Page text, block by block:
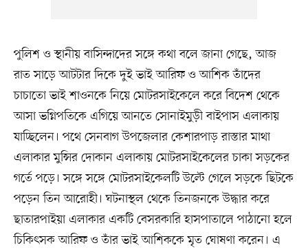
পুলিশ ও স্থানীয় বাসিন্দাদের সঙ্গে কথা বলে জানা গেছে, আজ
রাত সাড়ে আটটার দিকে দুই ভাই আরিফ ও আশিক তাঁদের
চাচাতো ভাই শাওনকে নিয়ে মোটরসাইকেলে করে বিদেশ থেকে
আসা ভগ্নিপতিকে এগিয়ে আনতে সোনাইমুড়ী বাইপাস এলাকায়
যাচ্ছিলেন। পথে সেনবাগ উপজেলার কেশারপাড় রাস্তার মাথা
এলাকার মুন্সির দোকান এলাকায় মোটরসাইকেলের চাকা সড়কের
গর্তে পড়ে। সঙ্গে সঙ্গে মোটরসাইকেলটি উল্টে গেলে সড়কে ছিটকে
পড়েন তিন আরোহী। ঘটনাস্থল থেকে তিনজনকে উদ্ধার করে
ছাতারপাইয়া এলাকার একটি বেসরকারি হাসপাতালে পাঠানো হলে
চিকিৎসক আরিফ ও তাঁর ভাই আশিককে মৃত ঘোষণা করেন। এ